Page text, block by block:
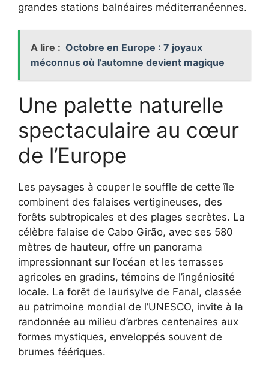
grandes stations balnéaires méditerranéennes.
A lire : Octobre en Europe : 7 joyaux
méconnus où l’automne devient magique
Une palette naturelle
spectaculaire au cœur
de l’Europe
Les paysages à couper le souffle de cette île
combinent des falaises vertigineuses, des
forêts subtropicales et des plages secrètes. La
célèbre falaise de Cabo Girão, avec ses 580
mètres de hauteur, offre un panorama
impressionnant sur l’océan et les terrasses
agricoles en gradins, témoins de l’ingéniosité
locale. La forêt de laurisylve de Fanal, classée
au patrimoine mondial de l’UNESCO, invite à la
randonnée au milieu d’arbres centenaires aux
formes mystiques, enveloppés souvent de
brumes féériques.